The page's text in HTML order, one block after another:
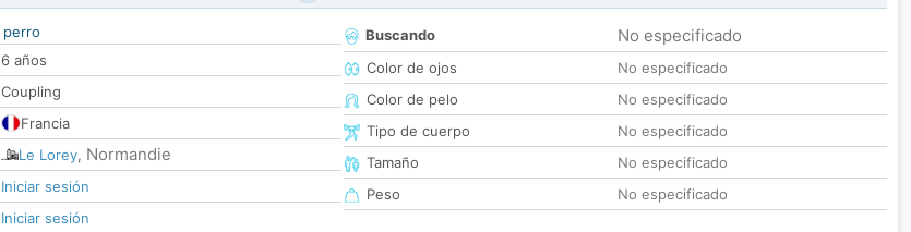
perro
6 años
Coupling
Francia
Le Lorey, Normandie
Iniciar sesión
Iniciar sesión
Buscando No especificado
Color de ojos
No especificado
Color de pelo
No especificado
Tipo de cuerpo
No especificado
Tamaño
No especificado
Peso
No especificado